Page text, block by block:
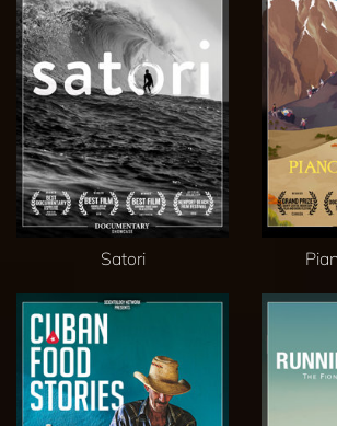
Satori